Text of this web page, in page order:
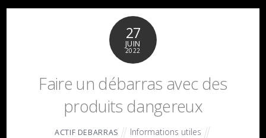
27
JUIN
2022
Faire un débarras avec des
produits dangereux
ACTIF DEBARRAS Informations utiles